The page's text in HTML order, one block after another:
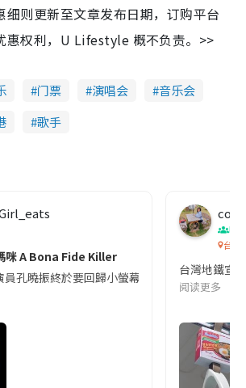
细则更新至文章发布日期，订购平台
惠权利，U Lifestyle 概不负责。>>
门票 演唱会
音乐会
歌手
咪 A Bona Fide Killer
員孔曉振終於要回歸小螢幕啦!這次的劇本改編
co
吹
台灣
台灣地鐵宣
阅读更多